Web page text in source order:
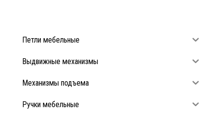
Петли мебельные
Выдвижные механизмы
Механизмы подъема
Ручки мебельные